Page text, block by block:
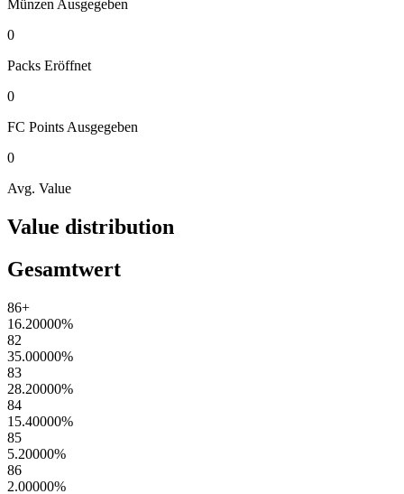
Münzen Ausgegeben
0
Packs Eröffnet
0
FC Points Ausgegeben
0
Avg. Value
Value distribution
Gesamtwert
86+
16.20000%
82
35.00000%
83
28.20000%
84
15.40000%
85
5.20000%
86
2.00000%